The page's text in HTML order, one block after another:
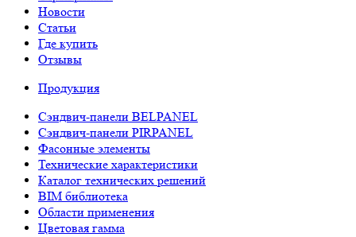
Новости
Статьи
Где купить
Отзывы
Продукция
Сэндвич-панели BELPANEL
Сэндвич-панели PIRPANEL
Фасонные элементы
Технические характеристики
Каталог технических решений
BIM библиотека
Области применения
Цветовая гамма